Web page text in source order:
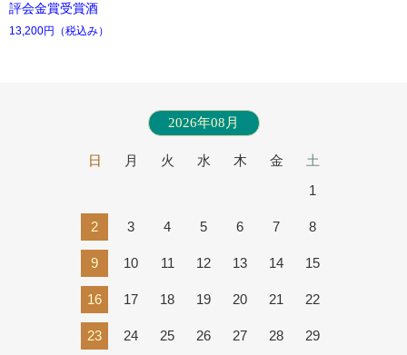
評会金賞受賞酒
13,200円 （税込み）
2026年08月
日 月 火 水 木 金
土
1
2 3 4 5 6 7 8
9 10 11 12 13 14 15
16 17 18 19 20 21 22
23 24 25 26 27 28 29